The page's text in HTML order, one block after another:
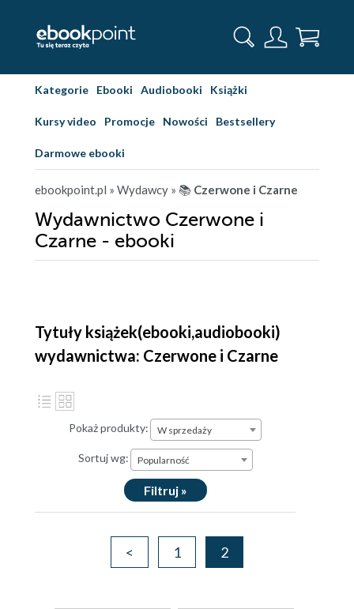
Kategorie Ebooki Audiobooki Książki
Kursy video Promocje Nowości Bestsellery
Darmowe ebooki
ebookpoint.pl » Wydawcy » 📚 Czerwone i Czarne
Wydawnictwo Czerwone i
Czarne - ebooki
Tytuły książek(ebooki,audiobooki)
wydawnictwa: Czerwone i Czarne
Pokaż produkty: W sprzedaży
Sortuj wg: Popularność
Filtruj »
< 1 2